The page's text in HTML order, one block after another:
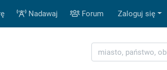
Nadawaj Forum Zaloguj się